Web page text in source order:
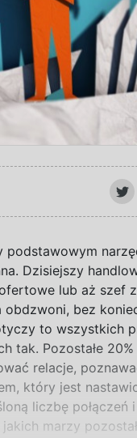
Dzisiejszy
lub aż szef
bez
to wszystkich
tak. Pozostałe
relacje,
który jest
liczbę połączeń
marzy